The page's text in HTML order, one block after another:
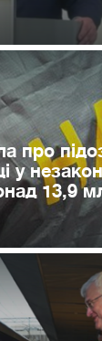
про
у
13,9